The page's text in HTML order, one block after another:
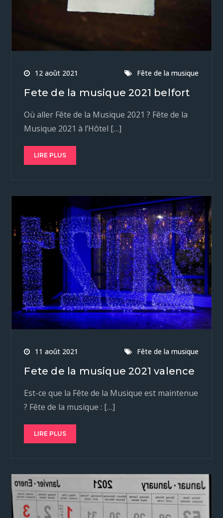
12 août 2021 Fête de la musique
Fete de la musique 2021 belfort
Où aller Fête de la Musique 2021 ? Fête de la
Musique 2021 à l’Hôtel […]
LIRE PLUS
11 août 2021 Fête de la musique
Fete de la musique 2021 valence
Est-ce que la Fête de la Musique est maintenue
? Fête de la musique : […]
LIRE PLUS